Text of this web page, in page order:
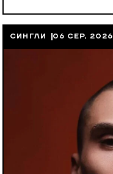
СИНГЛИ 06 СЕР, 2026